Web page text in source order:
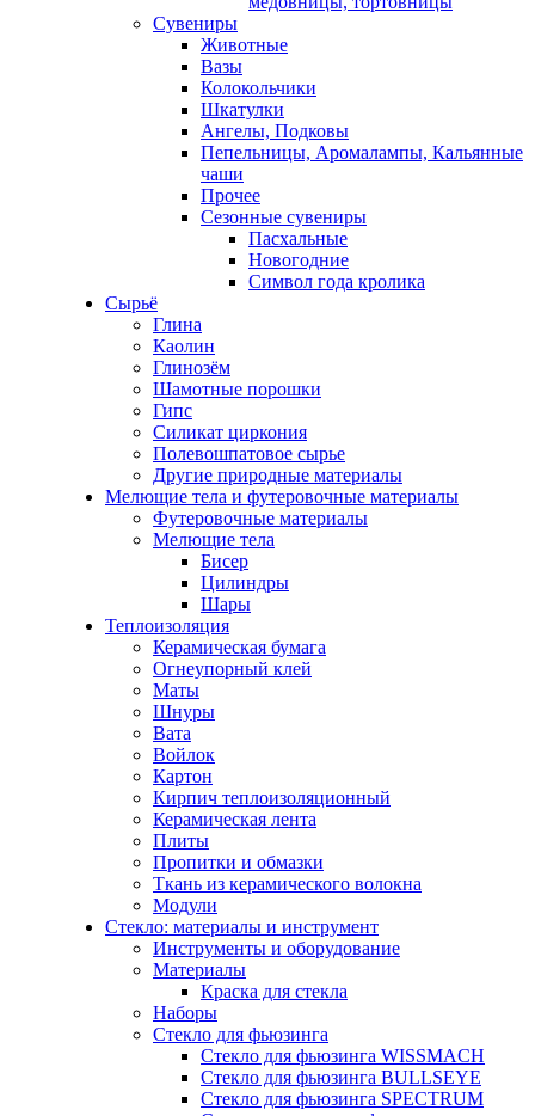
Сувениры
Животные
Вазы
Колокольчики
Шкатулки
Ангелы, Подковы
Пепельницы, Аромалампы, Кальянные
чаши
Прочее
Сезонные сувениры
Пасхальные
Новогодние
Символ года кролика
Сырьё
Глина
Каолин
Глинозём
Шамотные порошки
Гипс
Силикат циркония
Полевошпатовое сырье
Другие природные материалы
Мелющие тела и футеровочные материалы
Футеровочные материалы
Мелющие тела
Бисер
Цилиндры
Шары
Теплоизоляция
Керамическая бумага
Огнеупорный клей
Маты
Шнуры
Вата
Войлок
Картон
Кирпич теплоизоляционный
Керамическая лента
Плиты
Пропитки и обмазки
Ткань из керамического волокна
Модули
Стекло: материалы и инструмент
Инструменты и оборудование
Материалы
Краска для стекла
Наборы
Стекло для фьюзинга
Стекло для фьюзинга WISSMACH
Стекло для фьюзинга BULLSEYE
Стекло для фьюзинга SPECTRUM